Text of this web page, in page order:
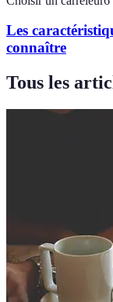
Les
connaître
Tous les